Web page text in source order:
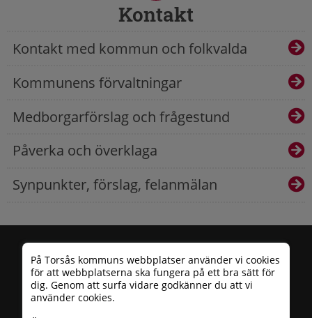
På Torsås kommuns webbplatser använder vi cookies
för att webbplatserna ska fungera på ett bra sätt för
dig. Genom att surfa vidare godkänner du att vi
använder cookies.
Kontakt
Kontakt med kommun och folkvalda
Kommunens förvaltningar
Medborgarförslag och frågestund
Påverka och överklaga
Synpunkter, förslag, felanmälan